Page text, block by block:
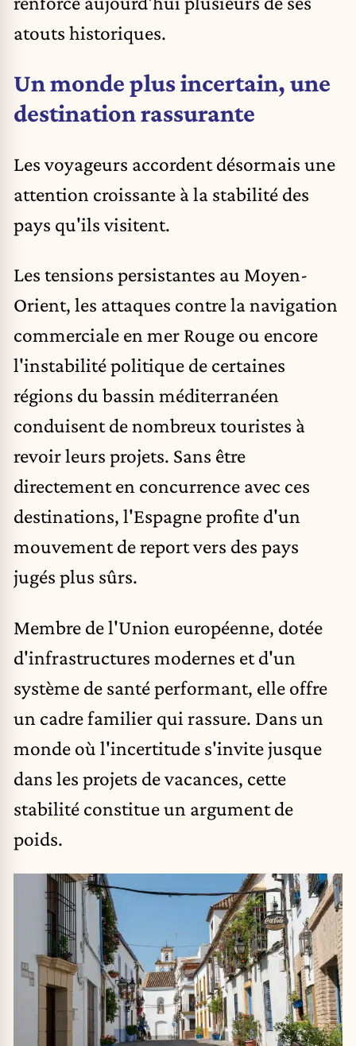
atouts historiques.
Un monde plus incertain, une
destination rassurante
Les voyageurs accordent désormais une
attention croissante à la stabilité des
pays qu'ils visitent.
Les tensions persistantes au Moyen-
Orient, les attaques contre la navigation
commerciale en mer Rouge ou encore
l'instabilité politique de certaines
régions du bassin méditerranéen
conduisent de nombreux touristes à
revoir leurs projets. Sans être
directement en concurrence avec ces
destinations, l'Espagne profite d'un
mouvement de report vers des pays
jugés plus sûrs.
Membre de l'Union européenne, dotée
d'infrastructures modernes et d'un
système de santé performant, elle offre
un cadre familier qui rassure. Dans un
monde où l'incertitude s'invite jusque
dans les projets de vacances, cette
stabilité constitue un argument de
poids.